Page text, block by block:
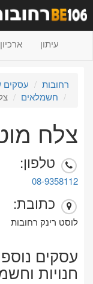
עיתון ארכיון
רחובות עסקים
חשמלאים
צלח
טלפון:
08-9358112
כתובת:
לוסט רינק רחובות
עסקים
חנויות